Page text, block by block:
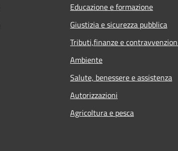
Educazione e formazione
Giustizia e sicurezza pubblica
Tributi,finanze e
Ambiente
Salute, benessere e assistenza
Autorizzazioni
Agricoltura e pesca